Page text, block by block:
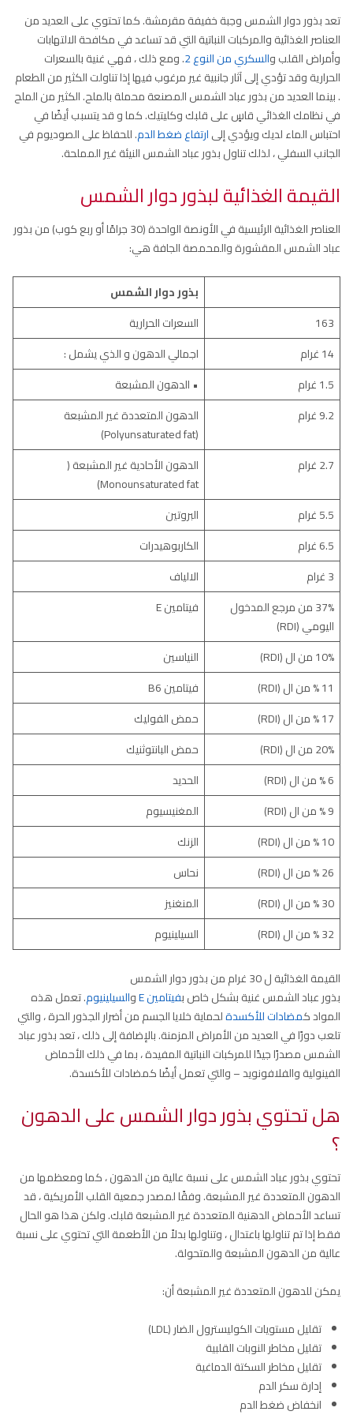
تعد بذور دوار الشمس وجبة خفيفة مقرمشة. كما تحتوي على العديد من
العناصر الغذائية والمركبات النباتية التي قد تساعد في مكافحة الالتهابات
وأمراض القلب والسكري من النوع 2 . ومع ذلك ، فهي غنية بالسعرات
الحرارية وقد تؤدي إلى آثار جانبية غير مرغوب فيها إذا تناولت الكثير من الطعام
. بينما العديد من بذور عباد الشمس المصنعة محملة بالملح. الكثير من الملح
في نظامك الغذائي قاسٍ على قلبك وكليتيك. كما و قد يتسبب أيضًا في
احتباس الماء لديك ويؤدي إلىارتفاع ضغط الدم. للحفاظ على الصوديوم في
الجانب السفلي ، لذلك تناول بذور عباد الشمس النيئة غير المملحة.
القيمة الغذائية لبذور دوار الشمس
العناصر الغذائية الرئيسية في الأونصة الواحدة (30 جرامًا أو ربع كوب) من بذور
عباد الشمس المقشورة والمحمصة الجافة هي:
بذور دوار الشمس
163
السعرات الحرارية
14 غرام
اجمالي الدهون و الذي يشمل :
1.5 غرام
• الدهون المشبعة
9.2 غرام
الدهون المتعددة غير المشبعة
(Polyunsaturated fat)
2.7 غرام
الدهون الأحادية غير المشبعة (
Monounsaturated fat)
5.5 غرام
البروتين
6.5 غرام
الكاربوهيدرات
3 غرام
الالياف
37% من مرجع المدخول
اليومي (RDI)
فيتامين E
10% من ال (RDI)
النياسين
11 % من ال (RDI)
فيتامين B6
17 % من ال (RDI)
حمض الفوليك
20% من ال (RDI)
حمض البانتوثنيك
6 % من ال (RDI)
الحديد
9 % من ال (RDI)
المغنيسيوم
10 % من ال (RDI)
الزنك
26 % من ال (RDI)
نحاس
30 % من ال (RDI)
المنغنيز
32 % من ال (RDI)
السيلينيوم
القيمة الغذائية ل 30 غرام من بذور دوار الشمس
بذور عباد الشمس غنية بشكل خاص بفيتامين E والسيلينيوم. تعمل هذه
المواد كمضادات للأكسدةلحماية خلايا الجسم من أضرار الجذور الحرة ، والتي
تلعب دورًا في العديد من الأمراض المزمنة. بالإضافة إلى ذلك ، تعد بذور عباد
الشمس مصدرًا جيدًا للمركبات النباتية المفيدة ، بما في ذلك الأحماض
الفينولية والفلافونويد – والتي تعمل أيضًا كمضادات للأكسدة.
هل تحتوي بذور دوار الشمس على الدهون
؟
تحتوي بذور عباد الشمس على نسبة عالية من الدهون ، كما ومعظمها من
الدهون المتعددة غير المشبعة. وفقًا لمصدر جمعية القلب الأمريكية ، قد
تساعد الأحماض الدهنية المتعددة غير المشبعة قلبك. ولكن هذا هو الحال
فقط إذا تم تناولها باعتدال ، وتناولها بدلاً من الأطعمة التي تحتوي على نسبة
عالية من الدهون المشبعة والمتحولة.
يمكن للدهون المتعددة غير المشبعة أن:
تقليل مستويات الكوليسترول الضار (LDL)
تقليل مخاطر النوبات القلبية
تقليل مخاطر السكتة الدماغية
إدارة سكر الدم
انخفاض ضغط الدم